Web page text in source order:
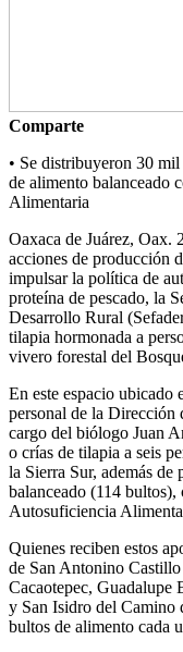
Comparte
• Se distribuyeron 30
de alimento balanceado
Alimentaria
Oaxaca de Juárez, Oax.
acciones de producción
impulsar la política de
proteína de pescado, la
Desarrollo Rural
tilapia hormonada a
vivero forestal del
En este espacio
personal de la Dirección
cargo del biólogo Juan
o crías de tilapia a seis
la Sierra Sur, además
balanceado (114
Autosuficiencia
Quienes reciben estos
de San Antonino
Cacaotepec, Guadalupe
y San Isidro del Camino
bultos de alimento cada